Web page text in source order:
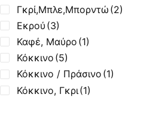
Γκρί,Μπλε,Μπορντώ (2)
Εκρού (3)
Καφέ, Μαύρο (1)
Κόκκινο (5)
Κόκκινο / Πράσινο (1)
Κόκκινο, Γκρι(1)